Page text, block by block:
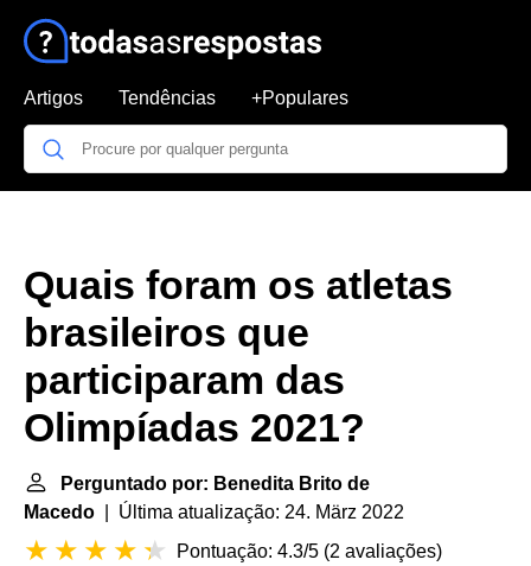
Artigos Tendências +Populares
Quais foram os atletas
brasileiros que
participaram das
Olimpíadas 2021?
Perguntado por: Benedita Brito de
Macedo | Última atualização: 24. März 2022
Pontuação: 4.3/5 (2 avaliações)